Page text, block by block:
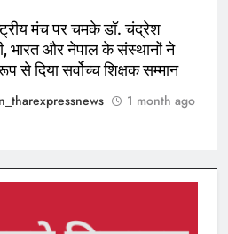
मंच पर चमके डॉ. चंद्रेश
भारत और नेपाल के संस्थानों ने
से दिया सर्वोच्च शिक्षक सम्मान
1 month ago